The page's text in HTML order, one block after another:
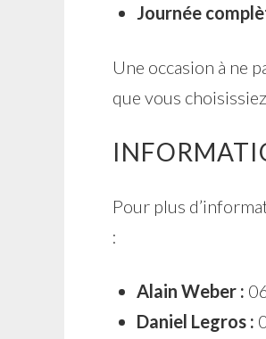
Journée
Une occasion à ne
que vous
Pour plus
:
Alain Weber :
Daniel Legros :